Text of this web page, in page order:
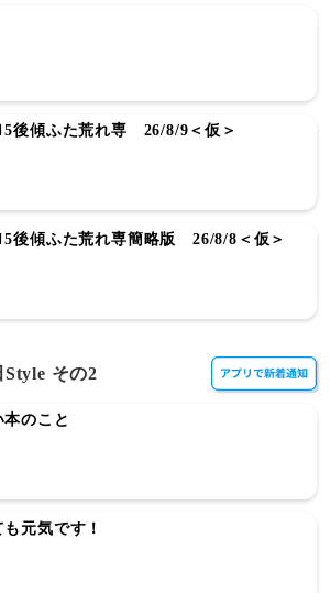
5後傾ふた荒れ専 26/8/9＜仮＞
5後傾ふた荒れ専簡略版 26/8/8＜仮＞
その2
本のこと
元気です！